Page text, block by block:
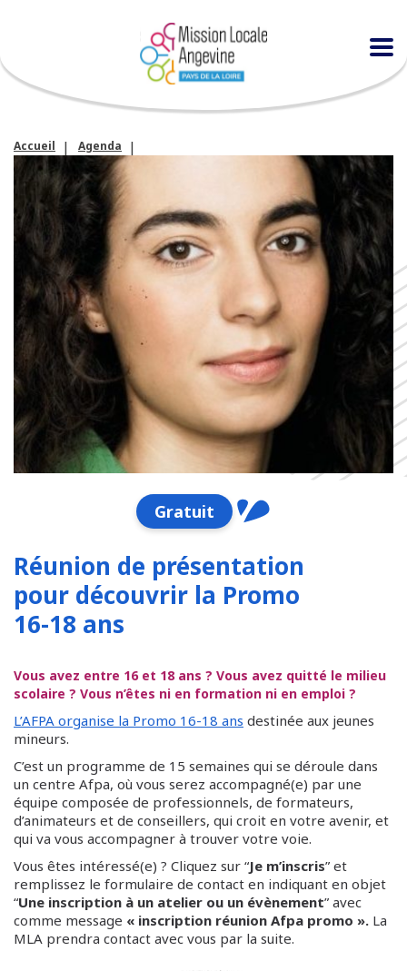
Accueil
Agenda
Réunion de présentation pour découvrir la Promo 16-18 ans
Gratuit
Réunion de présentation
pour découvrir la Promo
16-18 ans
Vous avez entre 16 et 18 ans ? Vous avez quitté le milieu
scolaire ? Vous n’êtes ni en formation ni en emploi ?
L’AFPA organise la Promo 16-18 ans destinée aux jeunes
mineurs.
C’est un programme de 15 semaines qui se déroule dans
un centre Afpa, où vous serez accompagné(e) par une
équipe composée de professionnels, de formateurs,
d’animateurs et de conseillers, qui croit en votre avenir, et
qui va vous accompagner à trouver votre voie.
Vous êtes intéressé(e) ? Cliquez sur “Je m’inscris” et
remplissez le formulaire de contact en indiquant en objet
“Une inscription à un atelier ou un évènement” avec
comme message « inscription réunion Afpa promo ». La
MLA prendra contact avec vous par la suite.